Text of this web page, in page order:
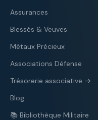
Assurances
Blessés & Veuves
Métaux Précieux
Associations Défense
Trésorerie associative →
Blog
📚 Bibliothèque Militaire